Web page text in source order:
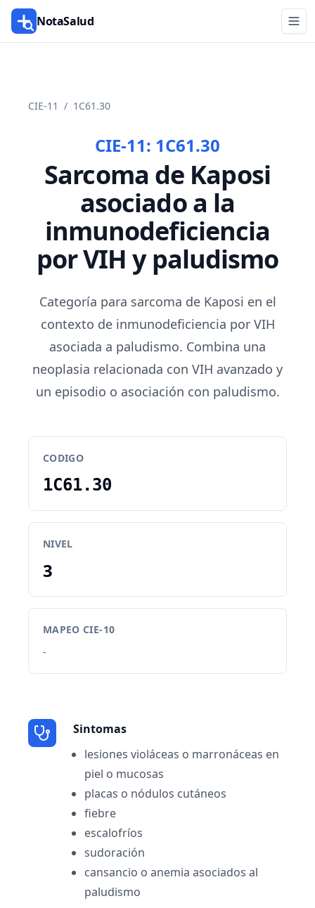
NotaSalud
CIE-11 / 1C61.30
CIE-11: 1C61.30
Sarcoma de Kaposi
asociado a la
inmunodeficiencia
por VIH y paludismo
Categoría para sarcoma de Kaposi en el
contexto de inmunodeficiencia por VIH
asociada a paludismo. Combina una
neoplasia relacionada con VIH avanzado y
un episodio o asociación con paludismo.
CODIGO
1C61.30
NIVEL
3
MAPEO CIE-10
-
Sintomas
lesiones violáceas o marronáceas en
piel o mucosas
placas o nódulos cutáneos
fiebre
escalofríos
sudoración
cansancio o anemia asociados al
paludismo